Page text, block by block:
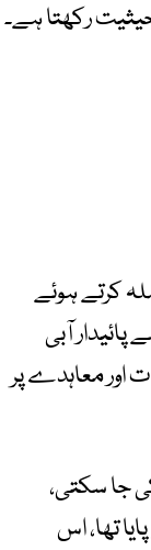
رکھتا ہے۔
فیصلہ کرتے ہوئے
آبی
اور معاہدے پر
جا سکتی،
تھا، اس